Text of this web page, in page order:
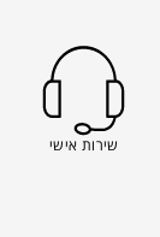
שירות אישי